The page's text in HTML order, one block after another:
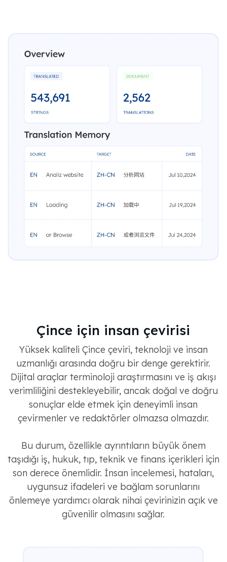
Çince için insan çevirisi
Yüksek kaliteli Çince çeviri, teknoloji ve insan
uzmanlığı arasında doğru bir denge gerektirir.
Dijital araçlar terminoloji araştırmasını ve iş akışı
verimliliğini destekleyebilir, ancak doğal ve doğru
sonuçlar elde etmek için deneyimli insan
çevirmenler ve redaktörler olmazsa olmazdır.
Bu durum, özellikle ayrıntıların büyük önem
taşıdığı iş, hukuk, tıp, teknik ve finans içerikleri için
son derece önemlidir. İnsan incelemesi, hataları,
uygunsuz ifadeleri ve bağlam sorunlarını
önlemeye yardımcı olarak nihai çevirinizin açık ve
güvenilir olmasını sağlar.